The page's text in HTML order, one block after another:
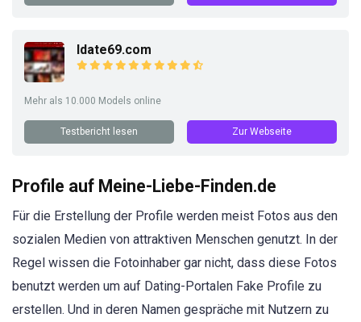
Idate69.com
Mehr als 10.000 Models online
Testbericht lesen Zur Webseite
Profile auf Meine-Liebe-Finden.de
Für die Erstellung der Profile werden meist Fotos aus den
sozialen Medien von attraktiven Menschen genutzt. In der
Regel wissen die Fotoinhaber gar nicht, dass diese Fotos
benutzt werden um auf Dating-Portalen Fake Profile zu
erstellen. Und in deren Namen gespräche mit Nutzern zu